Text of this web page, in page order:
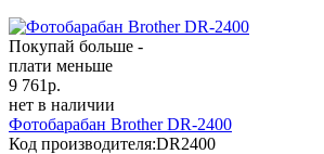
Покупай больше -
плати меньше
9 761р.
нет в наличии
Фотобарабан Brother DR-2400
Код производителя:DR2400